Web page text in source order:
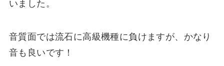
いました。
音質面では流石に高級機種に負けますが、かなり
音も良いです！